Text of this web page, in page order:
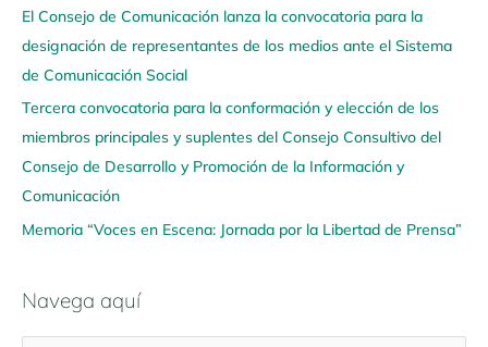
El Consejo de Comunicación lanza la convocatoria para la
designación de representantes de los medios ante el Sistema
de Comunicación Social
Tercera convocatoria para la conformación y elección de los
miembros principales y suplentes del Consejo Consultivo del
Consejo de Desarrollo y Promoción de la Información y
Comunicación
Memoria “Voces en Escena: Jornada por la Libertad de Prensa”
Navega aquí
q
u
í